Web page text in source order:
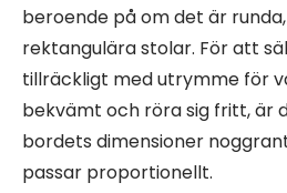
beroende på om det är
rektangulära stolar. För att
tillräckligt med utrymme för
bekvämt och röra sig fritt, är
bordets dimensioner
passar proportionellt.